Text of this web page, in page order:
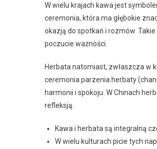
W wielu krajach kawa jest
ceremonia, która ma głębokie
okazją do spotkań i rozmów.
poczucie ważności.
Herbata natomiast, zwłaszcza w
ceremonia parzenia herbaty
harmonii i spokoju. W Chinach
refleksją.
Kawa i herbata są integralną
W wielu kulturach picie tych